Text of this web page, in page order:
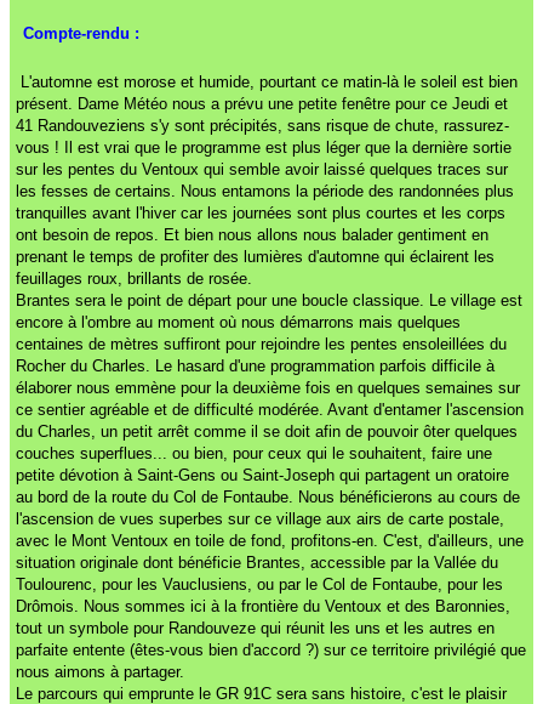
Compte-rendu :
L'automne est morose et humide, pourtant ce matin-là le soleil est bien
présent. Dame Météo nous a prévu une petite fenêtre pour ce Jeudi et
41 Randouveziens s'y sont précipités, sans risque de chute, rassurez-
vous ! Il est vrai que le programme est plus léger que la dernière sortie
sur les pentes du Ventoux qui semble avoir laissé quelques traces sur
les fesses de certains. Nous entamons la période des randonnées plus
tranquilles avant l'hiver car les journées sont plus courtes et les corps
ont besoin de repos. Et bien nous allons nous balader gentiment en
prenant le temps de profiter des lumières d'automne qui éclairent les
feuillages roux, brillants de rosée.
Brantes sera le point de départ pour une boucle classique. Le village est
encore à l'ombre au moment où nous démarrons mais quelques
centaines de mètres suffiront pour rejoindre les pentes ensoleillées du
Rocher du Charles. Le hasard d'une programmation parfois difficile à
élaborer nous emmène pour la deuxième fois en quelques semaines sur
ce sentier agréable et de difficulté modérée. Avant d'entamer l'ascension
du Charles, un petit arrêt comme il se doit afin de pouvoir ôter quelques
couches superflues... ou bien, pour ceux qui le souhaitent, faire une
petite dévotion à Saint-Gens ou Saint-Joseph qui partagent un oratoire
au bord de la route du Col de Fontaube. Nous bénéficierons au cours de
l'ascension de vues superbes sur ce village aux airs de carte postale,
avec le Mont Ventoux en toile de fond, profitons-en. C'est, d'ailleurs, une
situation originale dont bénéficie Brantes, accessible par la Vallée du
Toulourenc, pour les Vauclusiens, ou par le Col de Fontaube, pour les
Drômois. Nous sommes ici à la frontière du Ventoux et des Baronnies,
tout un symbole pour Randouveze qui réunit les uns et les autres en
parfaite entente (êtes-vous bien d'accord ?) sur ce territoire privilégié que
nous aimons à partager.
Le parcours qui emprunte le GR 91C sera sans histoire, c'est le plaisir